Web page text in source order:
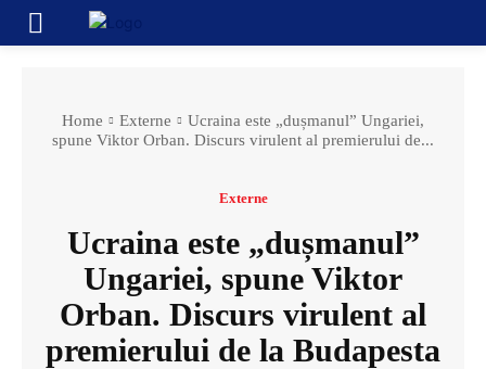
Home Externe
Ucraina este „dușmanul” Ungariei,
spune Viktor Orban. Discurs virulent al premierului de...
Externe
Ucraina este „dușmanul”
Ungariei, spune Viktor
Orban. Discurs virulent al
premierului de la Budapesta